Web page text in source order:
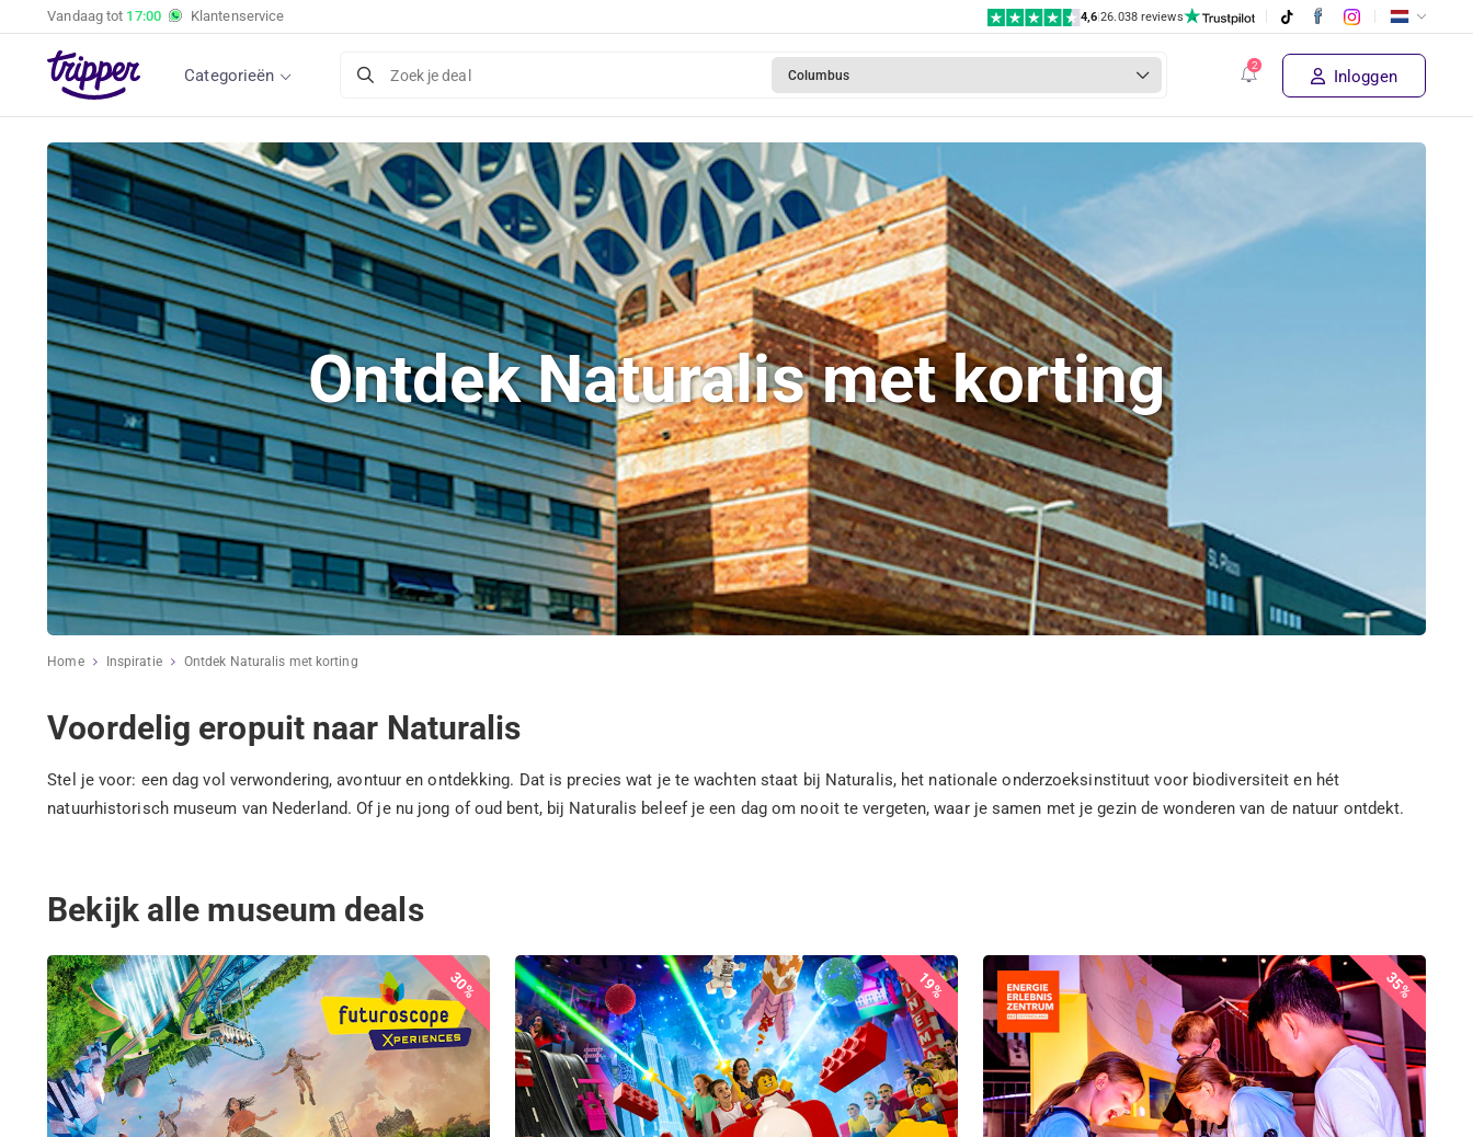
Vandaag tot 17:00 Klantenservice 4,6|26.038 reviews
Categorieën Zoek je deal Columbus Inloggen
Ontdek Naturalis met korting
Home Inspiratie Ontdek Naturalis met korting
Voordelig eropuit naar Naturalis
Stel je voor: een dag vol verwondering, avontuur en ontdekking. Dat is precies wat je te wachten staat bij Naturalis, het nationale onderzoeksinstituut voor biodiversiteit en hét
natuurhistorisch museum van Nederland. Of je nu jong of oud bent, bij Naturalis beleef je een dag om nooit te vergeten, waar je samen met je gezin de wonderen van de natuur ontdekt.
Bekijk alle museum deals
30% 19% 35%